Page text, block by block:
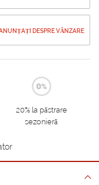
DESPRE VÂNZARE
20% la păstrare
sezonieră